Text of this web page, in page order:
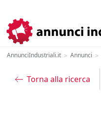
AnnunciIndustriali.it > Annunci >
Torna alla ricerca